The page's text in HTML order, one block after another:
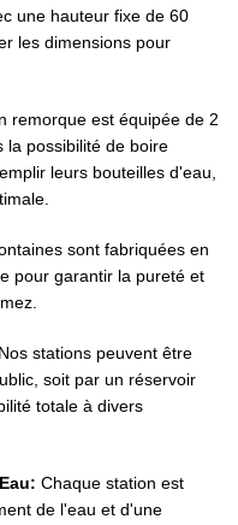
une hauteur fixe de 60
les dimensions pour
remorque est équipée de 2
la possibilité de boire
leurs bouteilles d'eau,
sont fabriquées en
pour garantir la pureté et
Nos stations peuvent être
soit par un réservoir
totale à divers
Chaque station est
de l'eau et d'une